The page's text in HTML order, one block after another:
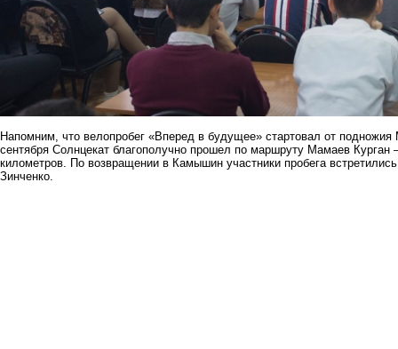
Напомним, что велопробег «Вперед в будущее» стартовал от
сентября Солнцекат благополучно прошел по маршруту Мамаев
километров. По возвращении в Камышин участники пробега
Зинченко.